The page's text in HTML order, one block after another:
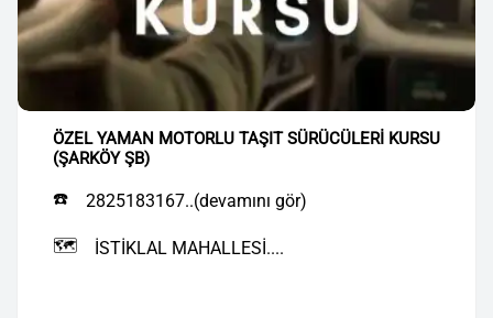
ÖZEL YAMAN MOTORLU TAŞIT SÜRÜCÜLERİ KURSU
(ŞARKÖY ŞB)
☎️ 2825183167..(devamını gör)
🗺️ İSTİKLAL MAHALLESİ....